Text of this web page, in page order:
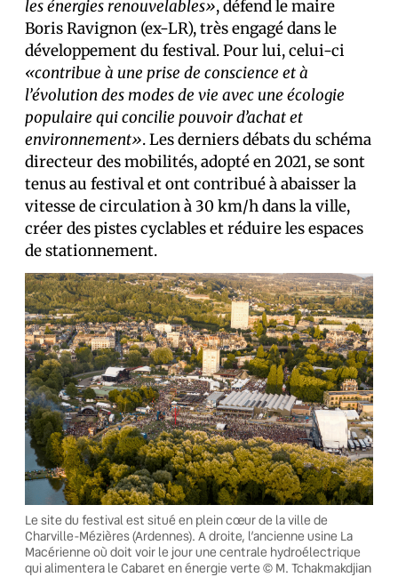
les énergies renouvelables», défend le maire
Boris Ravignon (ex-LR), très engagé dans le
développement du festival. Pour lui, celui-ci
«contribue à une prise de conscience et à
l’évolution des modes de vie avec une écologie
populaire qui concilie pouvoir d’achat et
environnement». Les derniers débats du schéma
directeur des mobilités, adopté en 2021, se sont
tenus au festival et ont contribué à abaisser la
vitesse de circulation à 30 km/h dans la ville,
créer des pistes cyclables et réduire les espaces
de stationnement.
Le site du festival est situé en plein cœur de la ville de
Charville-Mézières (Ardennes). A droite, l’ancienne usine La
Macérienne où doit voir le jour une centrale hydroélectrique
qui alimentera le Cabaret en énergie verte © M. Tchakmakdjian